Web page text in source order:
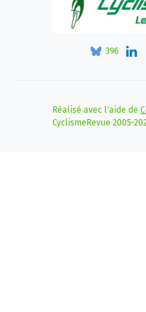
396
Réalisé avec l'aide de
CyclismeRevue 2005-